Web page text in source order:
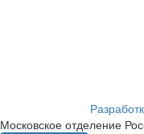
Московское отделение